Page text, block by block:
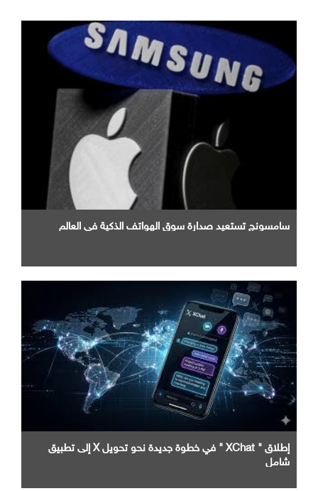
سامسونج تستعيد صدارة سوق الهواتف الذكية في العالم
إطلاق " XChat " في خطوة جديدة نحو تحويل X إلى تطبيق
شامل